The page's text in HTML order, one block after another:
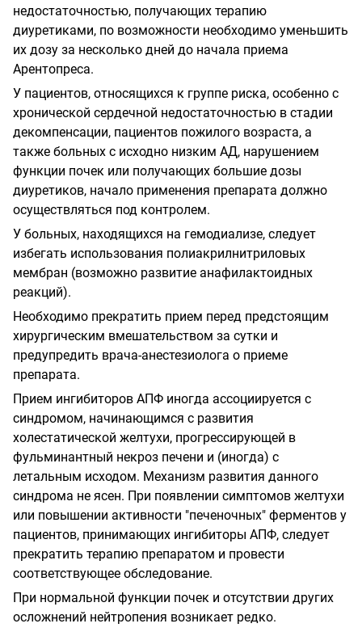
недостаточностью, получающих терапию
диуретиками, по возможности необходимо уменьшить
их дозу за несколько дней до начала приема
Арентопреса.
У пациентов, относящихся к группе риска, особенно с
хронической сердечной недостаточностью в стадии
декомпенсации, пациентов пожилого возраста, а
также больных с исходно низким АД, нарушением
функции почек или получающих большие дозы
диуретиков, начало применения препарата должно
осуществляться под контролем.
У больных, находящихся на гемодиализе, следует
избегать использования полиакрилнитриловых
мембран (возможно развитие анафилактоидных
реакций).
Необходимо прекратить прием перед предстоящим
хирургическим вмешательством за сутки и
предупредить врача-анестезиолога о приеме
препарата.
Прием ингибиторов АПФ иногда ассоциируется с
синдромом, начинающимся с развития
холестатической желтухи, прогрессирующей в
фульминантный некроз печени и (иногда) с
летальным исходом. Механизм развития данного
синдрома не ясен. При появлении симптомов желтухи
или повышении активности "печеночных" ферментов у
пациентов, принимающих ингибиторы АПФ, следует
прекратить терапию препаратом и провести
соответствующее обследование.
При нормальной функции почек и отсутствии других
осложнений нейтропения возникает редко.